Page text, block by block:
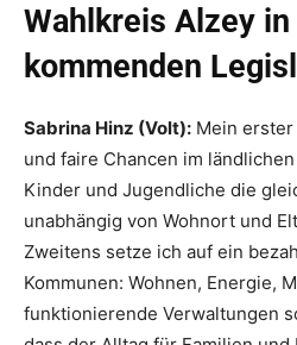
Wahlkreis Alzey
kommenden
Sabrina Hinz (Volt): Mein
und faire Chancen im
Kinder und Jugendliche die
unabhängig von Wohnort und
Zweitens setze ich auf ein
Kommunen: Wohnen, Energie,
funktionierende Verwaltungen